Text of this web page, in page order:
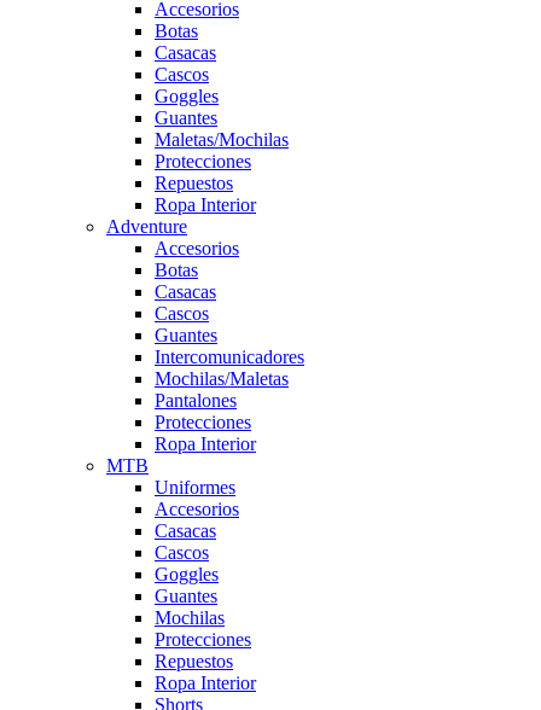
Accesorios
Botas
Casacas
Cascos
Goggles
Guantes
Maletas/Mochilas
Protecciones
Repuestos
Ropa Interior
Adventure
Accesorios
Botas
Casacas
Cascos
Guantes
Intercomunicadores
Mochilas/Maletas
Pantalones
Protecciones
Ropa Interior
MTB
Uniformes
Accesorios
Casacas
Cascos
Goggles
Guantes
Mochilas
Protecciones
Repuestos
Ropa Interior
Shorts